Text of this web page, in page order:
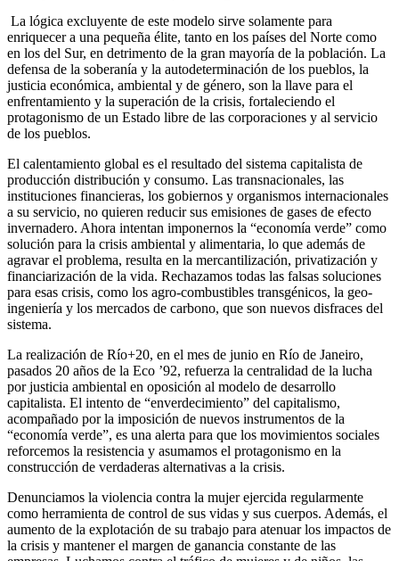
La lógica excluyente de este modelo sirve solamente para
enriquecer a una pequeña élite, tanto en los países del Norte como
en los del Sur, en detrimento de la gran mayoría de la población. La
defensa de la soberanía y la autodeterminación de los pueblos, la
justicia económica, ambiental y de género, son la llave para el
enfrentamiento y la superación de la crisis, fortaleciendo el
protagonismo de un Estado libre de las corporaciones y al servicio
de los pueblos.
El calentamiento global es el resultado del sistema capitalista de
producción distribución y consumo. Las transnacionales, las
instituciones financieras, los gobiernos y organismos internacionales
a su servicio, no quieren reducir sus emisiones de gases de efecto
invernadero. Ahora intentan imponernos la “economía verde” como
solución para la crisis ambiental y alimentaria, lo que además de
agravar el problema, resulta en la mercantilización, privatización y
financiarización de la vida. Rechazamos todas las falsas soluciones
para esas crisis, como los agro-combustibles transgénicos, la geo-
ingeniería y los mercados de carbono, que son nuevos disfraces del
sistema.
La realización de Río+20, en el mes de junio en Río de Janeiro,
pasados 20 años de la Eco ’92, refuerza la centralidad de la lucha
por justicia ambiental en oposición al modelo de desarrollo
capitalista. El intento de “enverdecimiento” del capitalismo,
acompañado por la imposición de nuevos instrumentos de la
“economía verde”, es una alerta para que los movimientos sociales
reforcemos la resistencia y asumamos el protagonismo en la
construcción de verdaderas alternativas a la crisis.
Denunciamos la violencia contra la mujer ejercida regularmente
como herramienta de control de sus vidas y sus cuerpos. Además, el
aumento de la explotación de su trabajo para atenuar los impactos de
la crisis y mantener el margen de ganancia constante de las